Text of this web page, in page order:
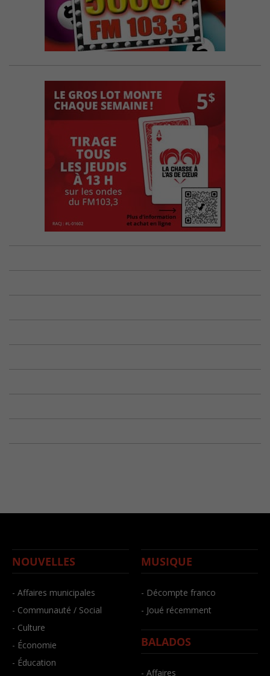
NOUVELLES
- Affaires municipales
- Communauté / Social
- Culture
- Économie
- Éducation
MUSIQUE
- Décompte franco
- Joué récemment
BALADOS
- Affaires